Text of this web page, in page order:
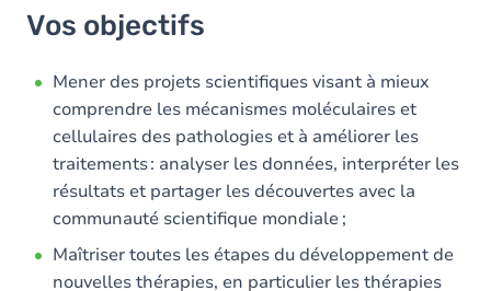
Vos objectifs
Mener des projets scientifiques visant à mieux
comprendre les mécanismes moléculaires et
cellulaires des pathologies et à améliorer les
traitements : analyser les données, interpréter les
résultats et partager les découvertes avec la
communauté scientifique mondiale ;
Maîtriser toutes les étapes du développement de
nouvelles thérapies, en particulier les thérapies